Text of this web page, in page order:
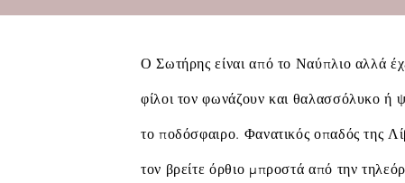
Ο Σωτήρης είναι από το Ναύπλιο αλλά
φίλοι τον φωνάζουν και θαλασσόλυκο ή
το ποδόσφαιρο. Φανατικός οπαδός της
τον βρείτε όρθιο μπροστά από την